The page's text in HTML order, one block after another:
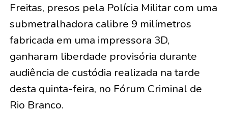
Freitas, presos pela Polícia Militar com uma
submetralhadora calibre 9 milímetros
fabricada em uma impressora 3D,
ganharam liberdade provisória durante
audiência de custódia realizada na tarde
desta quinta-feira, no Fórum Criminal de
Rio Branco.